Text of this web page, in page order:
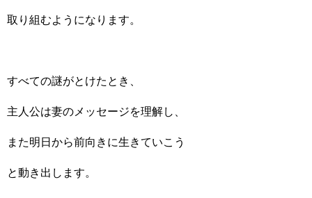
取り組むようになります。
すべての謎がとけたとき、
主人公は妻のメッセージを理解し、
また明日から前向きに生きていこう
と動き出します。